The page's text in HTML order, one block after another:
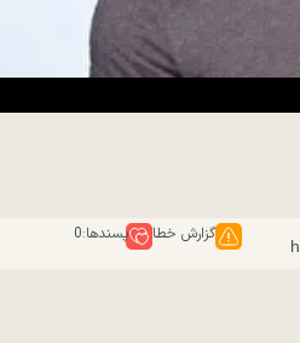
گزارش خطا پسندها:0